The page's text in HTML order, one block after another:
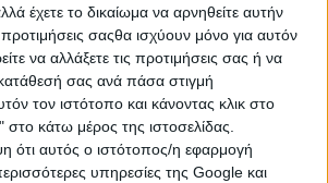
έχετε το δικαίωμα να αρνηθείτε αυτήν
σαςθα ισχύουν μόνο για αυτόν
να αλλάξετε τις προτιμήσεις σας ή να
σας ανά πάσα στιγμή
τον ιστότοπο και κάνοντας κλικ στο
κάτω μέρος της ιστοσελίδας.
ότι αυτός ο ιστότοπος/η εφαρμογή
υπηρεσίες της Google και
του Κρόνου ενισχύει την
επιμονή. Όσες προσπάθειες γίνονται
πιθανότητες να αποδώσουν
είτε αφορούν τον έρωτα, είτε τα
προσωπικά μας σχέδια.
πως οι πιο δυνατές σχέσεις δεν